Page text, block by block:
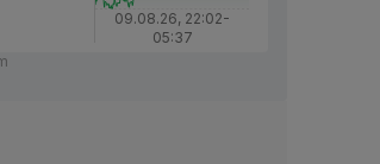
09.08.26, 22:02-
05:37